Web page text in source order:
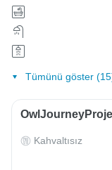
Tümünü göster
Kahvaltısız